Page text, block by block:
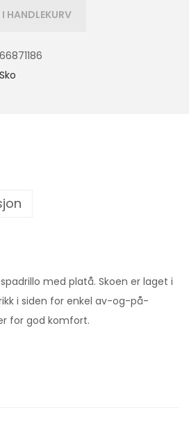
HANDLEKURV
Sko
med platå. Skoen er laget i
i siden for enkel av-og-på-
for god komfort.